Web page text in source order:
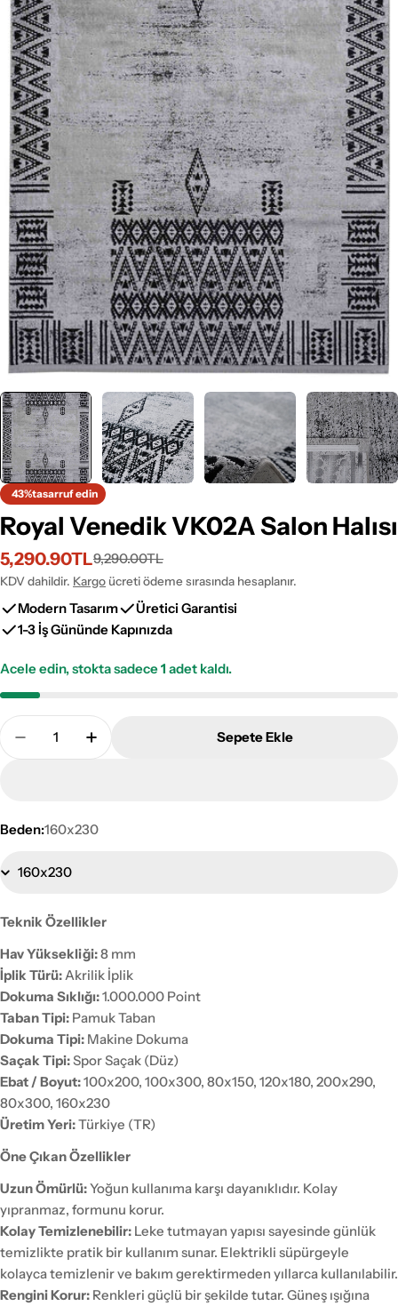
numaralı medyayı pencerede aç
43%tasarruf edin
Royal Venedik VK02A Salon Halısı
İndirimli
fiyat
5,290.90TL
Normal
fiyat
9,290.00TL
KDV dahildir. Kargo ücreti ödeme sırasında hesaplanır.
Modern Tasarım
Üretici Garantisi
1-3 İş Gününde Kapınızda
Acele edin, stokta sadece1 adet kaldı.
Adet
Royal Venedik VK02A Salon Halısı Adetini Azalt
Royal Venedik VK02A Salon Halısı
Sepete Ekle
Beden:160x230
Teknik Özellikler
Hav Yüksekliği:8 mm
İplik Türü:Akrilik İplik
Dokuma Sıklığı:1.000.000 Point
Taban Tipi: Pamuk Taban
Dokuma Tipi: Makine Dokuma
Saçak Tipi:Spor Saçak (Düz)
Ebat / Boyut:100x200, 100x300, 80x150, 120x180, 200x290,
80x300, 160x230
Üretim Yeri:Türkiye (TR)
Öne Çıkan Özellikler
Uzun Ömürlü:Yoğun kullanıma karşı dayanıklıdır. Kolay
yıpranmaz, formunu korur.
Kolay Temizlenebilir: Leke tutmayan yapısı sayesinde günlük
temizlikte pratik bir kullanım sunar. Elektrikli süpürgeyle
kolayca temizlenir ve bakım gerektirmeden yıllarca kullanılabilir.
Rengini Korur: Renkleri güçlü bir şekilde tutar. Güneş ışığına